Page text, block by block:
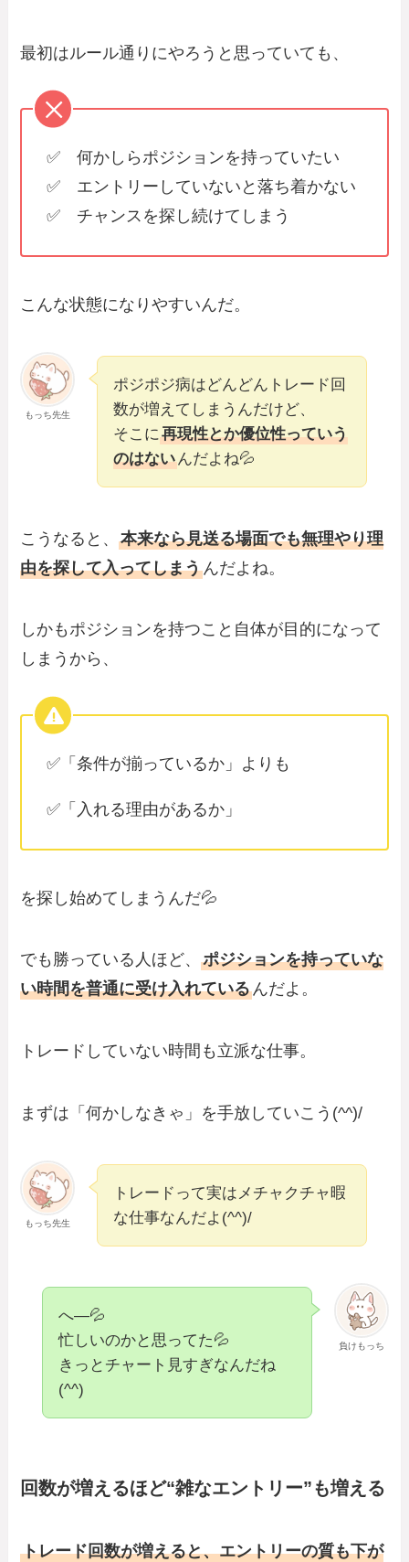
最初はルール通りにやろうと思っていても、
✅ 何かしらポジションを持っていたい
✅ エントリーしていないと落ち着かない
✅ チャンスを探し続けてしまう
こんな状態になりやすいんだ。
もっち先生
ポジポジ病はどんどんトレード回
数が増えてしまうんだけど、
そこに再現性とか優位性っていう
のはないんだよね💦
こうなると、本来なら見送る場面でも無理やり理
由を探して入ってしまうんだよね。
しかもポジションを持つこと自体が目的になって
しまうから、
✅「条件が揃っているか」よりも
✅「入れる理由があるか」
を探し始めてしまうんだ💦
でも勝っている人ほど、ポジションを持っていな
い時間を普通に受け入れているんだよ。
トレードしていない時間も立派な仕事。
まずは「何かしなきゃ」を手放していこう(^^)/
もっち先生
トレードって実はメチャクチャ暇
な仕事なんだよ(^^)/
負けもっち
へ―💦
忙しいのかと思ってた💦
きっとチャート見すぎなんだね
(^^)
回数が増えるほど“雑なエントリー”も増える
トレード回数が増えると、エントリーの質も下が